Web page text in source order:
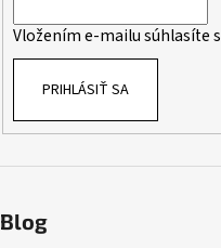
Vložením e-mailu súhlasíte s
PRIHLÁSIŤ SA
Blog